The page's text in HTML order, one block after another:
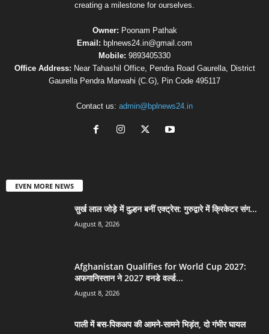
creating a milestone for ourselves.
Owner: Poonam Pathak
Email: bplnews24.in@gmail.com
Mobile: 9893405330
Office Address: Near Tahashil Office, Pendra Road Gaurella, District
Gaurella Pendra Marwahi (C.G), Pin Code 495117
Contact us: admin@bplnews24.in
EVEN MORE NEWS
सुर्ख लाल जोड़े में दुल्हन बनीं एक्ट्रेस: गुरुद्वारे में क्रिकेटर संग...
August 8, 2026
Afghanistan Qualifies for World Cup 2027:
अफगानिस्तान ने 2027 वनडे वर्ल्ड...
August 8, 2026
पाली में बस-पिकअप की आमने-सामने भिड़ंत, दो गंभीर घायल